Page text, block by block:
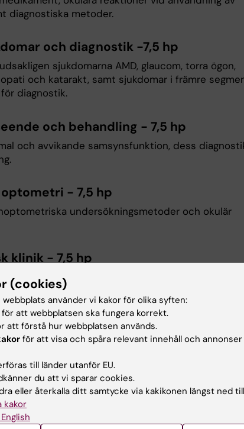
diagnostiska metoder.
och diagnostik -7,5 hp
sjukdomarna AMD, glaucom, torra ögon,
och katarakt, samt sjukdomar i främre
diagnostik.
och behandling - 7,5 hp
och avvikande samsynsfunktion, dess
- 7,5 hp
undersökningsmetoder och okulär
klinik - 7,5 hp
och deras användning, undersökning av
och aberrationer, användandet av Gonioskopilins
samt tryckmätningar och
undersökning av näthinnan.
undervisningen består av föreläsningar och
i digitalt format. Studietakten motsvarar 75%
sig över två terminer.
(cookies)
använder vi kakor för olika syften:
för att webbplatsen ska fungera korrekt.
att förstå hur webbplatsen används.
för att visa och spåra relevant innehåll och
till länder utanför EU.
du att vi sparar cookies.
eller återkalla ditt samtycke via kakikonen längst ned
kakor